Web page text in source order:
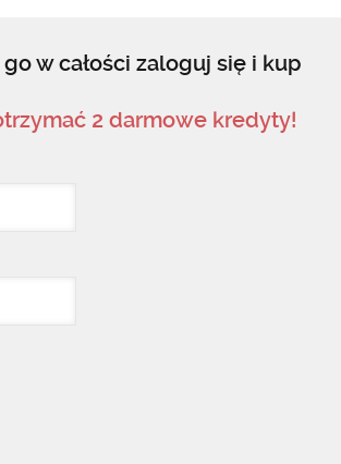
w całości zaloguj się i kup
2 darmowe kredyty!